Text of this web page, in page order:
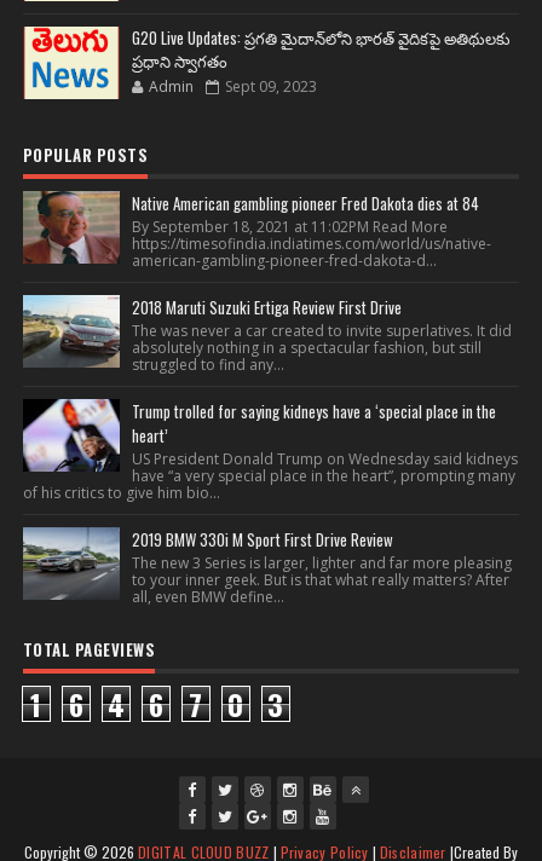
G20 Live Updates: ప్రగతి మైదాన్‌లోని భారత్ వైదికపై అతిథులకు
ప్రధాని స్వాగతం
Admin Sept 09, 2023
POPULAR POSTS
Native American gambling pioneer Fred Dakota dies at 84
By September 18, 2021 at 11:02PM Read More
https://timesofindia.indiatimes.com/world/us/native-
american-gambling-pioneer-fred-dakota-d...
2018 Maruti Suzuki Ertiga Review First Drive
The was never a car created to invite superlatives. It did
absolutely nothing in a spectacular fashion, but still
struggled to find any...
Trump trolled for saying kidneys have a ‘special place in the
heart’
US President Donald Trump on Wednesday said kidneys
have “a very special place in the heart”, prompting many
of his critics to give him bio...
2019 BMW 330i M Sport First Drive Review
The new 3 Series is larger, lighter and far more pleasing
to your inner geek. But is that what really matters? After
all, even BMW define...
TOTAL PAGEVIEWS
1 6 4 6 7 0 3
fac twi
gpl ins
you
Copyright ©2026DIGITAL CLOUD BUZZ | Privacy Policy | Disclaimer |Created By